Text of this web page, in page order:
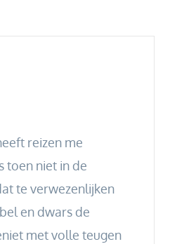
reizen me
toen niet in de
te verwezenlijken
en dwars de
met volle teugen